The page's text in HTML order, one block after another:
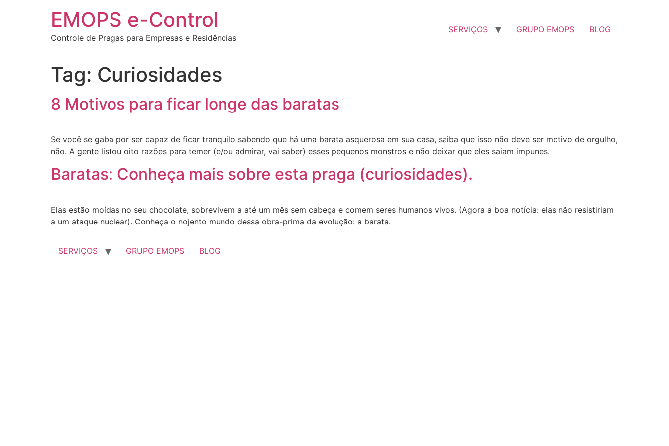
EMOPS e-Control
Controle de Pragas para Empresas e Residências
SERVIÇOS GRUPO EMOPS BLOG
Tag: Curiosidades
8 Motivos para ficar longe das baratas
Se você se gaba por ser capaz de ficar tranquilo sabendo que há uma barata asquerosa em sua casa, saiba que isso não deve ser motivo de orgulho,
não. A gente listou oito razões para temer (e/ou admirar, vai saber) esses pequenos monstros e não deixar que eles saiam impunes.
Baratas: Conheça mais sobre esta praga (curiosidades).
Elas estão moídas no seu chocolate, sobrevivem a até um mês sem cabeça e comem seres humanos vivos. (Agora a boa notícia: elas não resistiriam
a um ataque nuclear). Conheça o nojento mundo dessa obra-prima da evolução: a barata.
SERVIÇOS GRUPO EMOPS BLOG